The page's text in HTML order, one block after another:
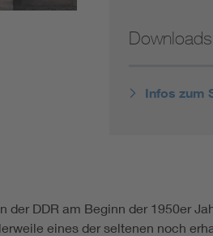
DDR am Beginn der 1950er
eines der seltenen noch